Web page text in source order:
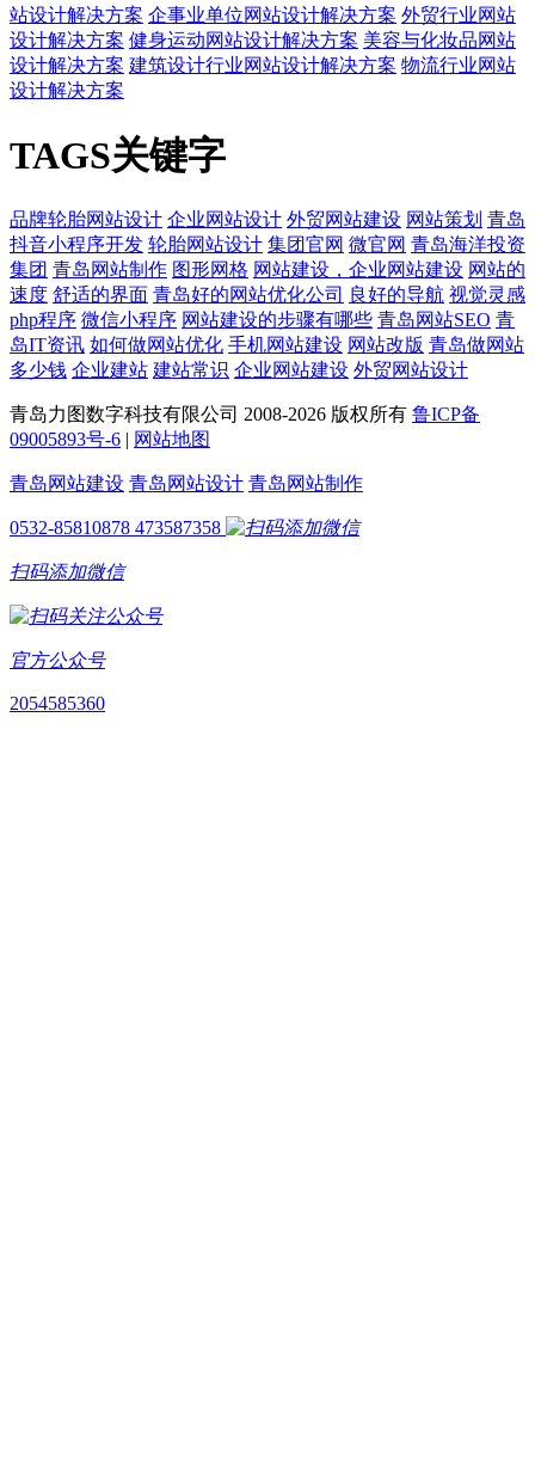
站设计解决方案 企事业单位网站设计解决方案 外贸行业网站
设计解决方案 健身运动网站设计解决方案 美容与化妆品网站
设计解决方案 建筑设计行业网站设计解决方案 物流行业网站
设计解决方案
TAGS关键字
品牌轮胎网站设计 企业网站设计 外贸网站建设 网站策划 青岛
抖音小程序开发 轮胎网站设计 集团官网 微官网 青岛海洋投资
集团 青岛网站制作 图形网格 网站建设，企业网站建设 网站的
速度 舒适的界面 青岛好的网站优化公司 良好的导航 视觉灵感
php程序 微信小程序 网站建设的步骤有哪些 青岛网站SEO 青
岛IT资讯 如何做网站优化 手机网站建设 网站改版 青岛做网站
多少钱 企业建站 建站常识 企业网站建设 外贸网站设计
青岛力图数字科技有限公司 2008-2026 版权所有 鲁ICP备
09005893号-6 | 网站地图
青岛网站建设 青岛网站设计 青岛网站制作
0532-85810878 473587358
扫码添加微信
官方公众号
2054585360